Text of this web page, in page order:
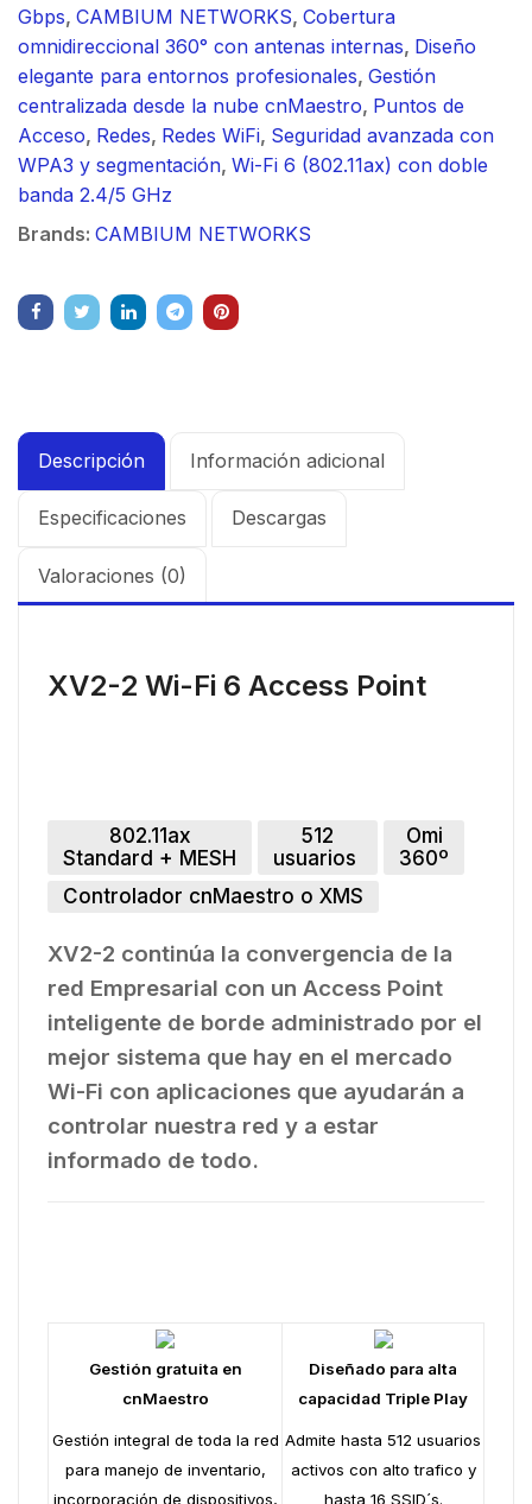
Gbps, CAMBIUM NETWORKS, Cobertura
omnidireccional 360° con antenas internas, Diseño
elegante para entornos profesionales, Gestión
centralizada desde la nube cnMaestro, Puntos de
Acceso, Redes, Redes WiFi, Seguridad avanzada con
WPA3 y segmentación, Wi-Fi 6 (802.11ax) con doble
banda 2.4/5 GHz
Brands: CAMBIUM NETWORKS
Descripción Información adicional
Especificaciones Descargas
Valoraciones (0)
XV2-2 Wi-Fi 6 Access Point
802.11ax
Standard + MESH
512
usuarios
Omi
360º
Controlador cnMaestro o XMS
XV2-2 continúa la convergencia de la
red Empresarial con un Access Point
inteligente de borde administrado por el
mejor sistema que hay en el mercado
Wi-Fi con aplicaciones que ayudarán a
controlar nuestra red y a estar
informado de todo.
Gestión gratuita en
cnMaestro
Gestión integral de toda la red
para manejo de inventario,
incorporación de dispositivos,
Diseñado para alta
capacidad Triple Play
Admite hasta 512 usuarios
activos con alto trafico y
hasta 16 SSID´s.